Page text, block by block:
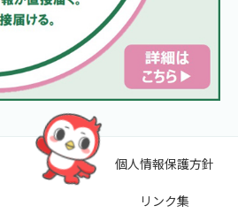
個人情報保護方針
リンク集